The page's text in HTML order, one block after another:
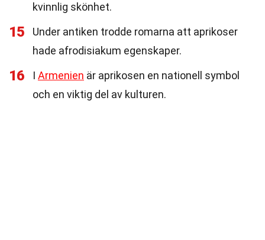
kvinnlig skönhet.
15
Under antiken trodde romarna att aprikoser
hade afrodisiakum egenskaper.
16 I Armenien är aprikosen en nationell symbol
och en viktig del av kulturen.